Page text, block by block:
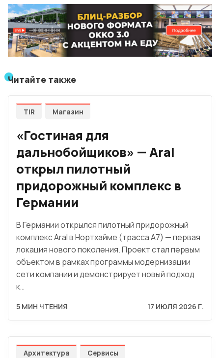
Читайте также
TIR Магазин
«Гостиная для
дальнобойщиков» — Aral
открыл пилотный
придорожный комплекс в
Германии
В Германии открылся пилотный придорожный
комплекс Aral в Нортхайме (трасса A7) — первая
локация нового поколения. Проект стал первым
объектом в рамках программы модернизации
сети компании и демонстрирует новый подход
к…
5 МИН ЧТЕНИЯ 17 ИЮЛЯ 2026 Г.
Архитектура Сервисы